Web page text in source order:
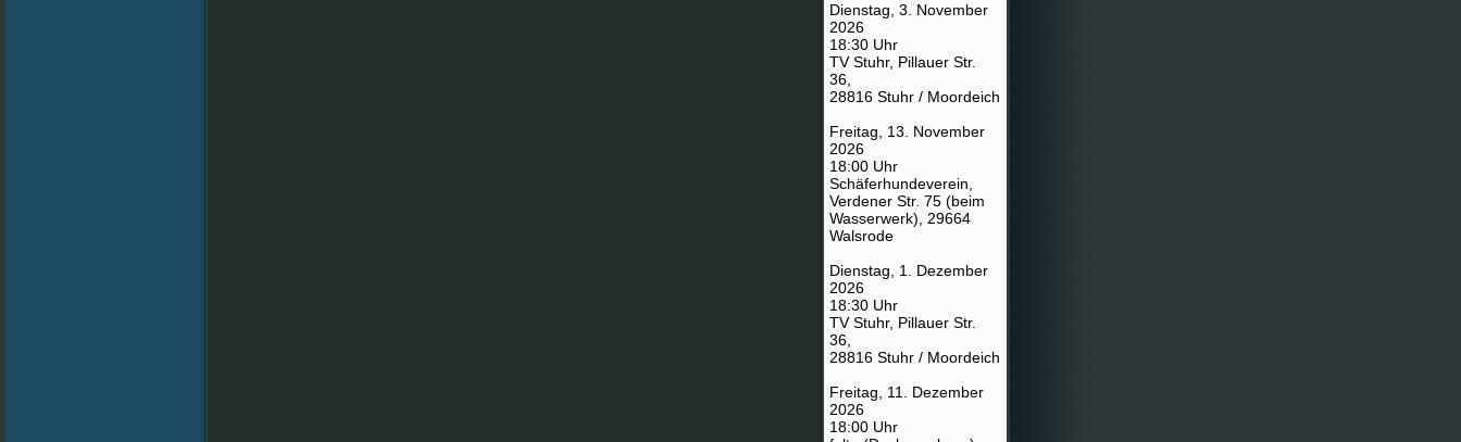
Dienstag, 3. November
2026
18:30 Uhr
TV Stuhr, Pillauer Str.
36,
28816 Stuhr / Moordeich
Freitag, 13. November
2026
18:00 Uhr
Schäferhundeverein,
Verdener Str. 75 (beim
Wasserwerk), 29664
Walsrode
Dienstag, 1. Dezember
2026
18:30 Uhr
TV Stuhr, Pillauer Str.
36,
28816 Stuhr / Moordeich
Freitag, 11. Dezember
2026
18:00 Uhr